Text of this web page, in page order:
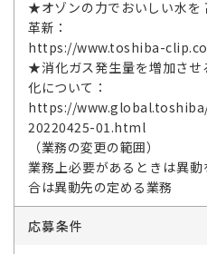
★オゾンの力でおいしい水を
革新：
https://www.toshiba-
★消化ガス発生量を増加させ
化について：
https://
20220425-01.html
（業務の変更の範囲）
業務上必要があるときは異
合は異動先の定める業務
応募条件